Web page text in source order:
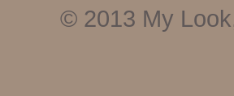
© 2013 My Look